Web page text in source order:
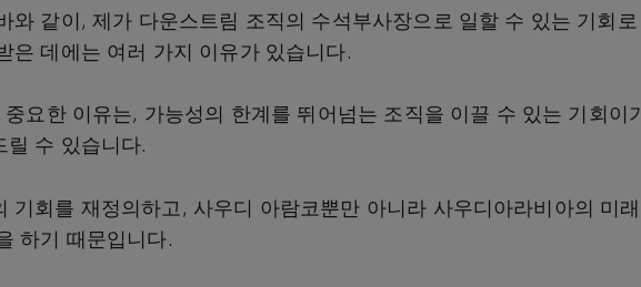
와 같이, 제가 다운스트림 조직의 수석부사장으로 일할 수 있는 기회로
은 데에는 여러 가지 이유가 있습니다.
요한 이유는, 가능성의 한계를 뛰어넘는 조직을 이끌 수 있는 기회이기
릴 수 있습니다.
기회를 재정의하고, 사우디 아람코뿐만 아니라 사우디아라비아의 미래
하기 때문입니다.